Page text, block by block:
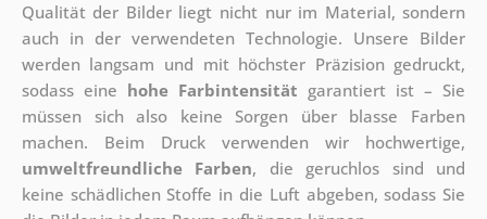
Qualität der Bilder liegt nicht nur im Material, sondern
auch in der verwendeten Technologie. Unsere Bilder
werden langsam und mit höchster Präzision gedruckt,
sodass eine hohe Farbintensität garantiert ist – Sie
müssen sich also keine Sorgen über blasse Farben
machen. Beim Druck verwenden wir hochwertige,
umweltfreundliche Farben, die geruchlos sind und
keine schädlichen Stoffe in die Luft abgeben, sodass Sie